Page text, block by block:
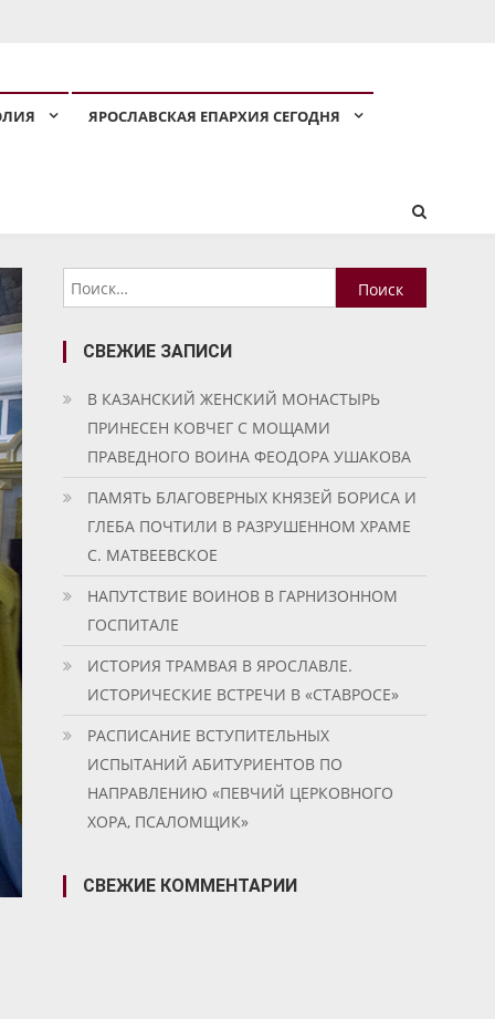
ЯРОСЛАВСКАЯ ЕПАРХИЯ СЕГОДНЯ
Найти:
СВЕЖИЕ ЗАПИСИ
В КАЗАНСКИЙ ЖЕНСКИЙ МОНАСТЫРЬ
ПРИНЕСЕН КОВЧЕГ С МОЩАМИ
ПРАВЕДНОГО ВОИНА ФЕОДОРА УШАКОВА
ПАМЯТЬ БЛАГОВЕРНЫХ КНЯЗЕЙ БОРИСА И
ГЛЕБА ПОЧТИЛИ В РАЗРУШЕННОМ ХРАМЕ
С. МАТВЕЕВСКОЕ
НАПУТСТВИЕ ВОИНОВ В ГАРНИЗОННОМ
ГОСПИТАЛЕ
ИСТОРИЯ ТРАМВАЯ В ЯРОСЛАВЛЕ.
ИСТОРИЧЕСКИЕ ВСТРЕЧИ В «СТАВРОСЕ»
РАСПИСАНИЕ ВСТУПИТЕЛЬНЫХ
ИСПЫТАНИЙ АБИТУРИЕНТОВ ПО
НАПРАВЛЕНИЮ «ПЕВЧИЙ ЦЕРКОВНОГО
ХОРА, ПСАЛОМЩИК»
СВЕЖИЕ КОММЕНТАРИИ